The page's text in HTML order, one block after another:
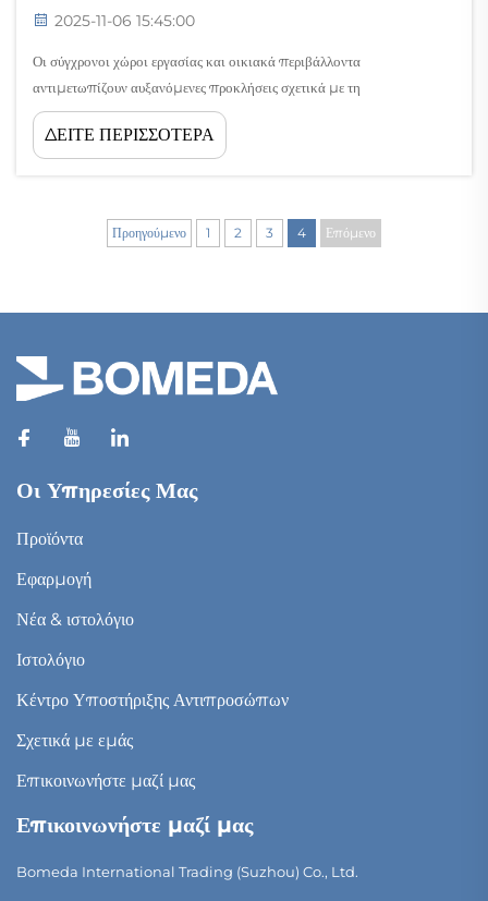
2025-11-06 15:45:00
Οι σύγχρονοι χώροι εργασίας και οικιακά περιβάλλοντα
αντιμετωπίζουν αυξανόμενες προκλήσεις σχετικά με τη
βελτιστοποίηση του χώρου και την οργανωτική αποτελεσματικότητα.
Ένα σύστημα αποθήκευσης που τοποθετείται στον τοίχο αποτελεί μια
ΔΕΙΤΕ ΠΕΡΙΣΣΟΤΕΡΑ
Προηγούμενο 1 2 3 4 Επόμενο
Οι Υπηρεσίες Μας
Προϊόντα
Εφαρμογή
Νέα & ιστολόγιο
Ιστολόγιο
Κέντρο Υποστήριξης Αντιπροσώπων
Σχετικά με εμάς
Επικοινωνήστε μαζί μας
Επικοινωνήστε μαζί μας
Bomeda International Trading (Suzhou) Co., Ltd.